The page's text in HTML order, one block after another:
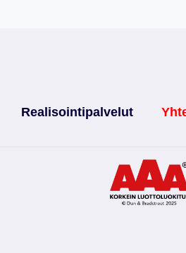
Realisointipalvelut